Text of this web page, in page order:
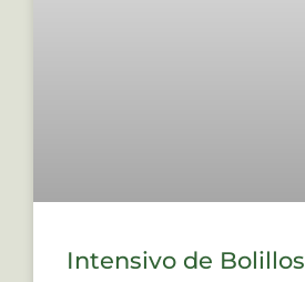
Intensivo de Bolillos